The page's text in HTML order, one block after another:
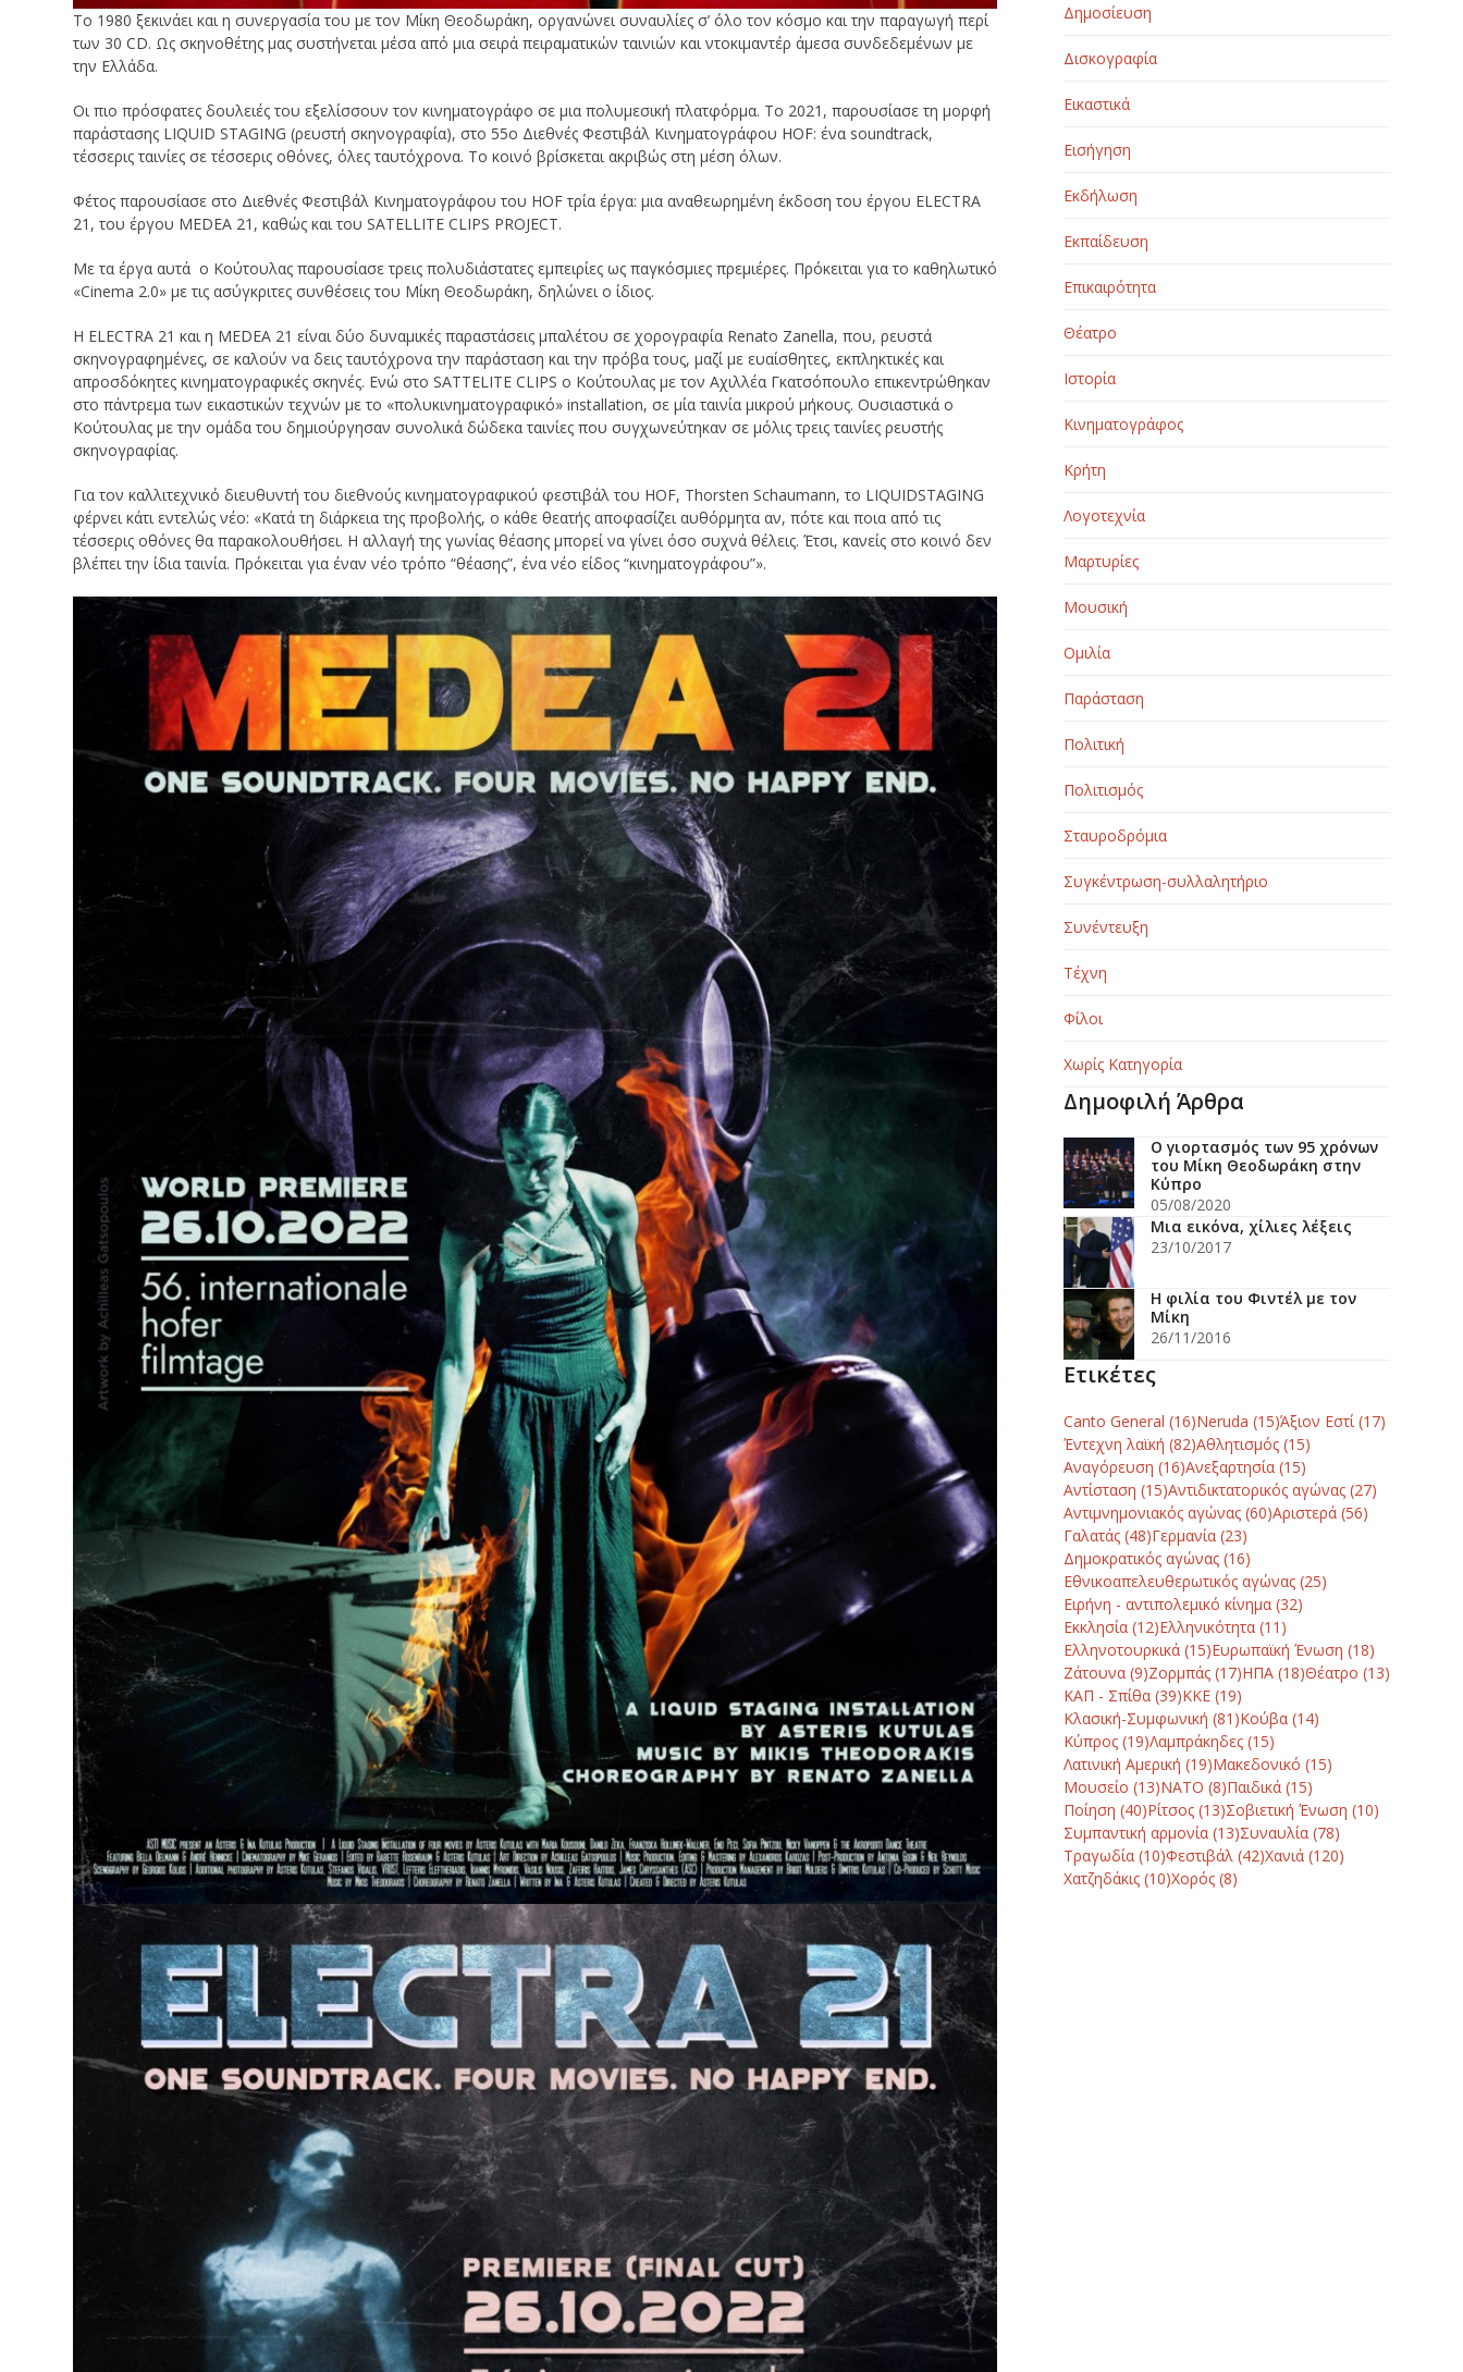
Το 1980 ξεκινάει και η συνεργασία του με τον Μίκη Θεοδωράκη, οργανώνει συναυλίες σ’ όλο τον κόσμο και την παραγωγή περί
των 30 CD. Ως σκηνοθέτης μας συστήνεται μέσα από μια σειρά πειραματικών ταινιών και ντοκιμαντέρ άμεσα συνδεδεμένων με
την Ελλάδα.
Οι πιο πρόσφατες δουλειές του εξελίσσουν τον κινηματογράφο σε μια πολυμεσική πλατφόρμα. Το 2021, παρουσίασε τη μορφή
παράστασης LIQUID STAGING (ρευστή σκηνογραφία), στο 55ο Διεθνές Φεστιβάλ Κινηματογράφου HOF: ένα soundtrack,
τέσσερις ταινίες σε τέσσερις οθόνες, όλες ταυτόχρονα. Το κοινό βρίσκεται ακριβώς στη μέση όλων.
Φέτος παρουσίασε στο Διεθνές Φεστιβάλ Κινηματογράφου του HOF τρία έργα: μια αναθεωρημένη έκδοση του έργου ELECTRA
21, του έργου MEDEA 21, καθώς και του SATELLITE CLIPS PROJECT.
Με τα έργα αυτά ο Κούτουλας παρουσίασε τρεις πολυδιάστατες εμπειρίες ως παγκόσμιες πρεμιέρες. Πρόκειται για το καθηλωτικό
«Cinema 2.0» με τις ασύγκριτες συνθέσεις του Μίκη Θεοδωράκη, δηλώνει ο ίδιος.
Η ELECTRA 21 και η MEDEA 21 είναι δύο δυναμικές παραστάσεις μπαλέτου σε χορογραφία Renato Zanella, που, ρευστά
σκηνογραφημένες, σε καλούν να δεις ταυτόχρονα την παράσταση και την πρόβα τους, μαζί με ευαίσθητες, εκπληκτικές και
απροσδόκητες κινηματογραφικές σκηνές. Ενώ στο SATTELITE CLIPS ο Κούτουλας με τον Αχιλλέα Γκατσόπουλο επικεντρώθηκαν
στο πάντρεμα των εικαστικών τεχνών με το «πολυκινηματογραφικό» installation, σε μία ταινία μικρού μήκους. Ουσιαστικά ο
Κούτουλας με την ομάδα του δημιούργησαν συνολικά δώδεκα ταινίες που συγχωνεύτηκαν σε μόλις τρεις ταινίες ρευστής
σκηνογραφίας.
Για τον καλλιτεχνικό διευθυντή του διεθνούς κινηματογραφικού φεστιβάλ του HOF, Thorsten Schaumann, το LIQUIDSTAGING
φέρνει κάτι εντελώς νέο: «Κατά τη διάρκεια της προβολής, ο κάθε θεατής αποφασίζει αυθόρμητα αν, πότε και ποια από τις
τέσσερις οθόνες θα παρακολουθήσει. Η αλλαγή της γωνίας θέασης μπορεί να γίνει όσο συχνά θέλεις. Έτσι, κανείς στο κοινό δεν
βλέπει την ίδια ταινία. Πρόκειται για έναν νέο τρόπο “θέασης”, ένα νέο είδος “κινηματογράφου”».
Δημοσίευση
Δισκογραφία
Εικαστικά
Εισήγηση
Εκδήλωση
Εκπαίδευση
Επικαιρότητα
Θέατρο
Ιστορία
Κινηματογράφος
Κρήτη
Λογοτεχνία
Μαρτυρίες
Μουσική
Ομιλία
Παράσταση
Πολιτική
Πολιτισμός
Σταυροδρόμια
Συγκέντρωση-συλλαλητήριο
Συνέντευξη
Τέχνη
Φίλοι
Χωρίς Κατηγορία
Δημοφιλή Άρθρα
Ο γιορτασμός των 95 χρόνων
του Μίκη Θεοδωράκη στην
Κύπρο
05/08/2020
Μια εικόνα, χίλιες λέξεις
23/10/2017
Η φιλία του Φιντέλ με τον
Μίκη
26/11/2016
Ετικέτες
Canto General (16)Neruda (15)Άξιον Εστί(17)
Έντεχνη λαϊκή (82)Αθλητισμός(15)
Αναγόρευση (16)Ανεξαρτησία(15)
Αντίσταση (15)Αντιδικτατορικός αγώνας(27)
Αντιμνημονιακός αγώνας(60)Αριστερά(56)
Γαλατάς(48)Γερμανία(23)
Δημοκρατικός αγώνας(16)
Εθνικοαπελευθερωτικός αγώνας(25)
Ειρήνη - αντιπολεμικό κίνημα(32)
Εκκλησία(12)Ελληνικότητα(11)
Ελληνοτουρκικά(15)Ευρωπαϊκή Ένωση (18)
Ζάτουνα(9)Ζορμπάς(17)ΗΠΑ(18)Θέατρο (13)
ΚΑΠ - Σπίθα(39)ΚΚΕ(19)
Κλασική-Συμφωνική (81)Κούβα(14)
Κύπρος(19)Λαμπράκηδες(15)
Λατινική Αμερική (19)Μακεδονικό (15)
Μουσείο (13)ΝΑΤΟ (8)Παιδικά(15)
Ποίηση (40)Ρίτσος(13)Σοβιετική Ένωση (10)
Συμπαντική αρμονία(13)Συναυλία(78)
Τραγωδία(10)Φεστιβάλ(42)Χανιά(120)
Χατζηδάκις(10)Χορός(8)